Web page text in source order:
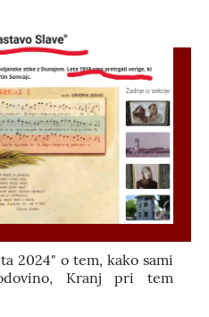
2024" o tem, kako sami
Kranj pri tem